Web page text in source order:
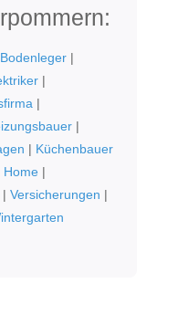
Bodenleger|
|
|
|
| Küchenbauer
Home|
| Versicherungen |